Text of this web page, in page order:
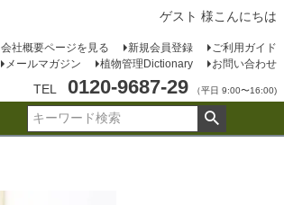
ゲスト 様こんにちは
会社概要ページを見る 新規会員登録
ご利用ガイド
メールマガジン
植物管理Dictionary お問い合わせ
TEL 0120-9687-29 （平日 9:00〜16:00)